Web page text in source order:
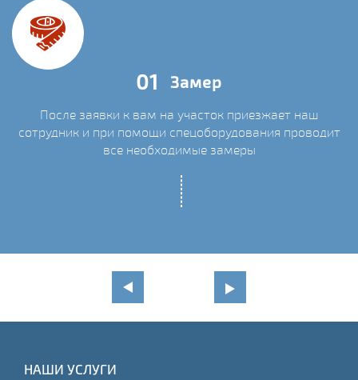
01 Замер
После заявки к вам на участок приезжает наш
сотрудник и при помощи спецоборудования проводит
все необходимые замеры
НАШИ УСЛУГИ